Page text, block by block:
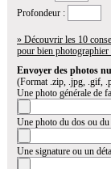
Profondeur :
» Découvrir les 10
pour bien photographier
Envoyer des photos
(Format .zip, .jpg, .gif,
Une photo générale de
Une photo du dos ou du
Une signature ou un